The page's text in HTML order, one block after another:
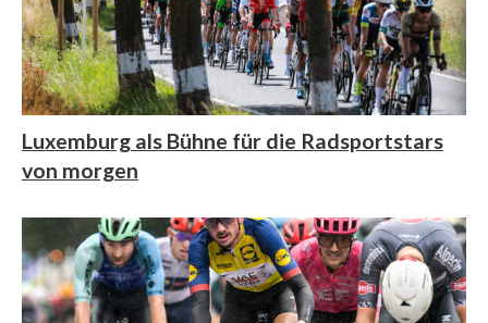
Luxemburg als Bühne für die Radsportstars
von morgen